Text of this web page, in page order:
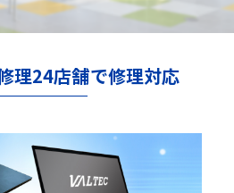
理24店舗で修理対応